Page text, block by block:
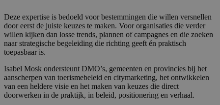
Deze expertise is bedoeld voor bestemmingen die willen versnellen
door eerst de juiste keuzes te maken. Voor organisaties die verder
willen kijken dan losse trends, plannen of campagnes en die zoeken
naar strategische begeleiding die richting geeft én praktisch
toepasbaar is.
Isabel Mosk ondersteunt DMO’s, gemeenten en provincies bij het
aanscherpen van toerismebeleid en citymarketing, het ontwikkelen
van een heldere visie en het maken van keuzes die direct
doorwerken in de praktijk, in beleid, positionering en verhaal.